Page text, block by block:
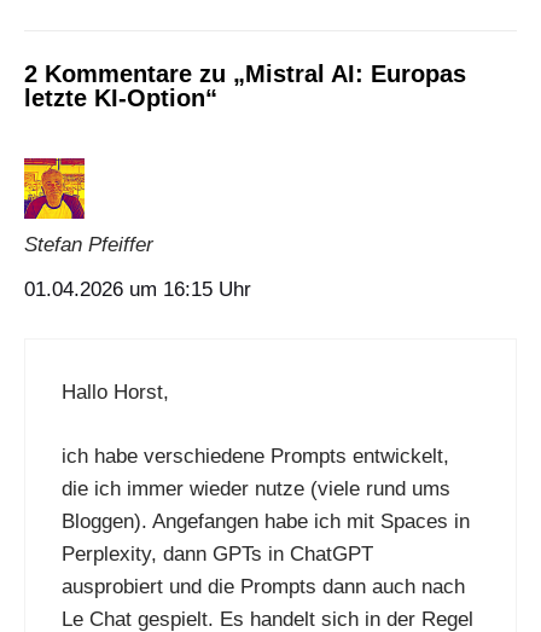
2 Kommentare zu „Mistral AI: Europas
letzte KI-Option“
Stefan Pfeiffer
01.04.2026 um 16:15 Uhr
Hallo Horst,
ich habe verschiedene Prompts entwickelt,
die ich immer wieder nutze (viele rund ums
Bloggen). Angefangen habe ich mit Spaces in
Perplexity, dann GPTs in ChatGPT
ausprobiert und die Prompts dann auch nach
Le Chat gespielt. Es handelt sich in der Regel